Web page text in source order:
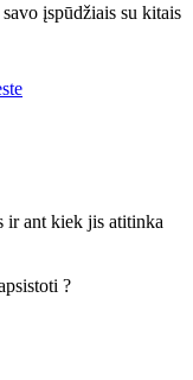
įspūdžiais su kitais
ir ant kiek jis atitinka
?